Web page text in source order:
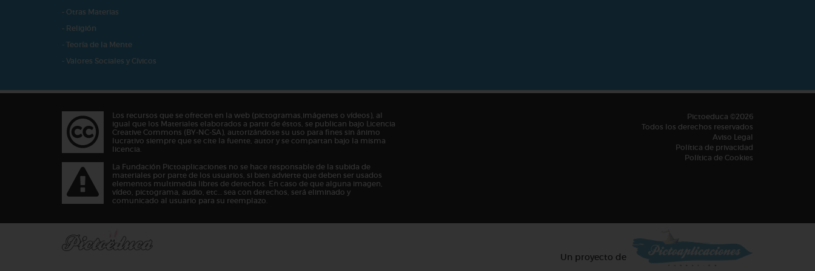
- Otras Materias
- Religión
- Teoría de la Mente
- Valores Sociales y Cívicos
Los recursos que se ofrecen en la web (pictogramas,imágenes o vídeos), al
igual que los Materiales elaborados a partir de éstos, se publican bajo Licencia
Creative Commons (BY-NC-SA), autorizándose su uso para fines sin ánimo
lucrativo siempre que se cite la fuente, autor y se compartan bajo la misma
licencia.
La Fundación Pictoaplicaciones no se hace responsable de la subida de
materiales por parte de los usuarios, si bien advierte que deben ser usados
elementos multimedia libres de derechos. En caso de que alguna imagen,
vídeo, pictograma, audio, etc… sea con derechos, será eliminado y
comunicado al usuario para su reemplazo.
Pictoeduca ©2026
Todos los derechos reservados
Aviso Legal
Política de privacidad
Política de Cookies
Un proyecto de